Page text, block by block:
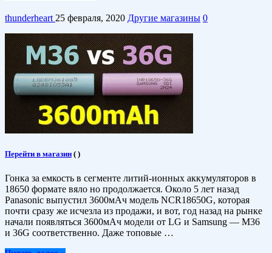
thunderheart 25 февраля, 2020 Другие магазины 0
Перейти в магазин ( )
Гонка за емкость в сегменте литий-ионных аккумуляторов в
18650 формате вяло но продолжается. Около 5 лет назад
Panasonic выпустил 3600мАч модель NCR18650G, которая
почти сразу же исчезла из продажи, и вот, год назад на рынке
начали появляться 3600мАч модели от LG и Samsung — M36
и 36G соответственно. Даже топовые …